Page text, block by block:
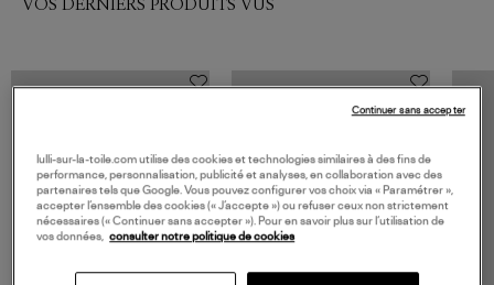
VOS DERNIERS PRODUITS VUS
lulli-sur-la-toile.com utilise des cookies et technologies similaires à des fins de
performance, personnalisation, publicité et analyses, en collaboration avec des
partenaires tels que Google. Vous pouvez configurer vos choix via « Paramétrer »,
accepter l’ensemble des cookies (« J’accepte ») ou refuser ceux non strictement
nécessaires (« Continuer sans accepter »). Pour en savoir plus sur l’utilisation de
vos données,
consulter notre politique de cookies
Continuer sans accepter